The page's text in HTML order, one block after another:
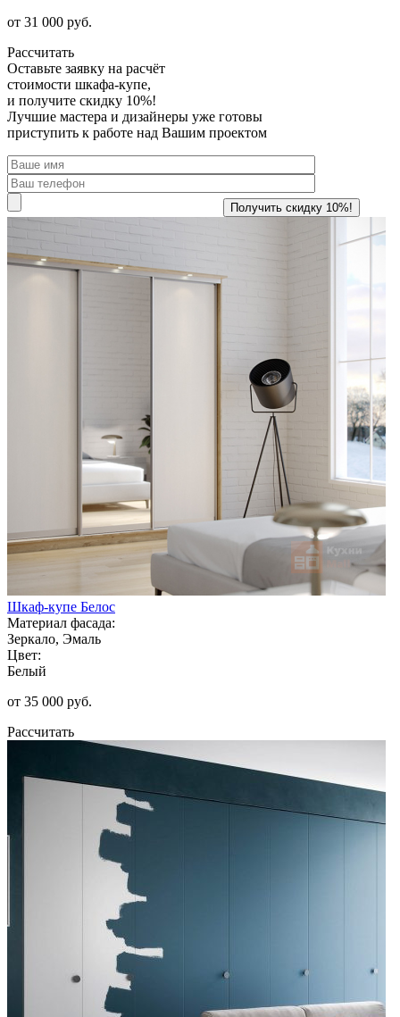
от 31 000 руб.
Рассчитать
Оставьте заявку на расчёт
стоимости шкафа-купе,
и получите скидку 10%!
Лучшие мастера и дизайнеры уже готовы
приступить к работе над Вашим проектом
Шкаф-купе Белос
Материал фасада:
Зеркало, Эмаль
Цвет:
Белый
от 35 000 руб.
Рассчитать